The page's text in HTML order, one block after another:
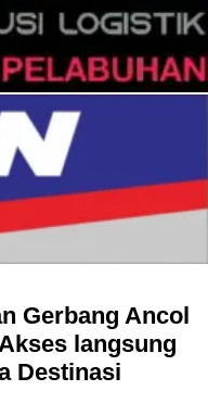
Gerbang Ancol
langsung
Destinasi